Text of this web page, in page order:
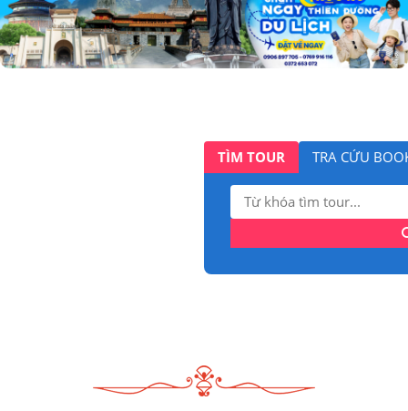
TÌM TOUR TRA CỨU
Tìm
kiếm: